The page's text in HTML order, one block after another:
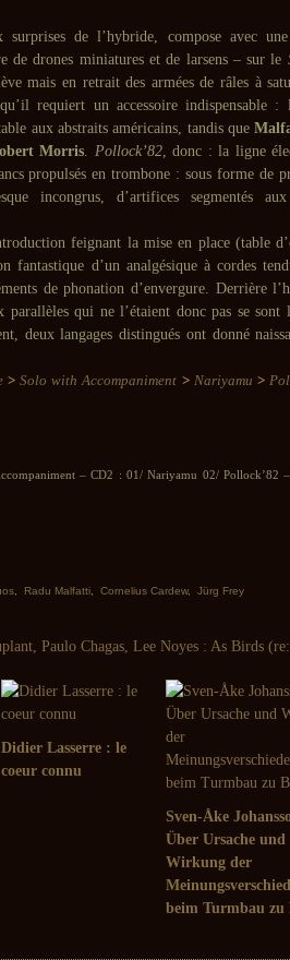
de l’hybride, compose avec une
de drones miniatures et de larsens – sur le
mais en retrait des armées de râles à
requiert un accessoire indispensable :
aux abstraits américains, tandis que
Morris. Pollock’82, donc : la ligne
propulsés en trombone : sous forme de
incongrus, d’artifices segmentés aux
feignant la mise en place (table
d’un analgésique à cordes
de phonation d’envergure. Derrière
qui ne l’étaient donc pas se sont
deux langages distingués ont donné
>Solo with Accompaniment >Nariyamu >
– CD2 : 01/ Nariyamu 02/ Pollock’82
Radu Malfatti Cornelius Cardew, Jürg Frey
Didier Lasserre : le
coeur connu
Sven-Åke
Über Ursache und
Wirkung der
beim Turmbau zu